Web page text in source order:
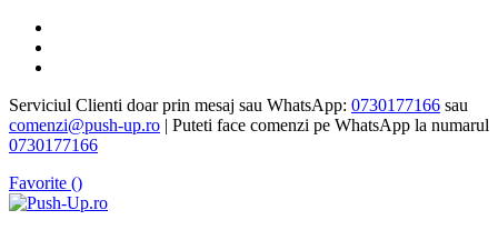
Serviciul Clienti doar prin mesaj sau WhatsApp: 0730177166 sau
comenzi@push-up.ro | Puteti face comenzi pe WhatsApp la numarul
0730177166
Favorite ()